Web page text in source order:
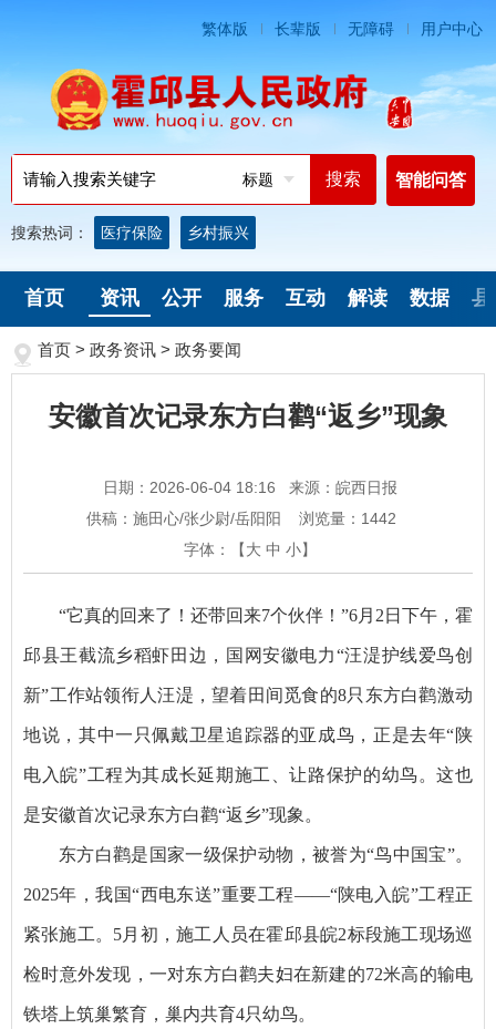
繁体版 长辈版 无障碍 用户中心
标题 智能问答
搜索热词： 医疗保险 乡村振兴
首页 资讯 公开 服务 互动 解读 数据 县
首页 > 政务资讯 > 政务要闻
安徽首次记录东方白鹳“返乡”现象
日期：2026-06-04 18:16
来源：皖西日报
供稿：施田心/张少尉/岳阳阳
浏览量： 1442
字体：【大 中 小】
“它真的回来了！还带回来7个伙伴！”6月2日下午，霍
邱县王截流乡稻虾田边，国网安徽电力“汪湜护线爱鸟创
新”工作站领衔人汪湜，望着田间觅食的8只东方白鹳激动
地说，其中一只佩戴卫星追踪器的亚成鸟，正是去年“陕
电入皖”工程为其成长延期施工、让路保护的幼鸟。这也
是安徽首次记录东方白鹳“返乡”现象。
东方白鹳是国家一级保护动物，被誉为“鸟中国宝”。
2025年，我国“西电东送”重要工程——“陕电入皖”工程正
紧张施工。5月初，施工人员在霍邱县皖2标段施工现场巡
检时意外发现，一对东方白鹳夫妇在新建的72米高的输电
铁塔上筑巢繁育，巢内共育4只幼鸟。